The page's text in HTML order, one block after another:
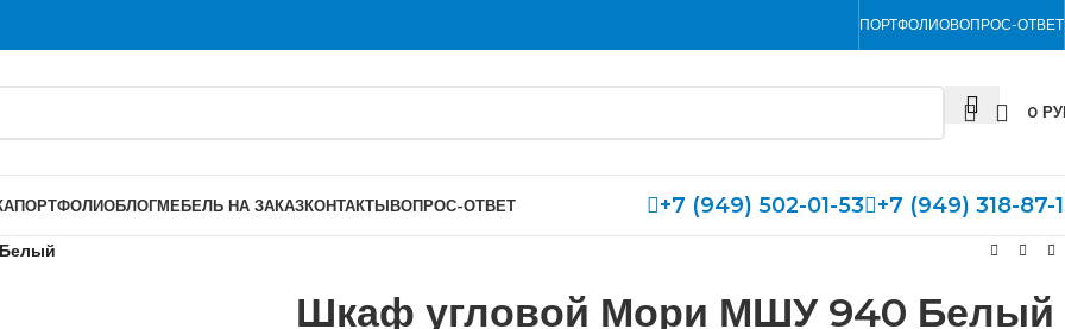
ПОРТФОЛИОВОПРОС-ОТВЕТ
0
ПОРТФОЛИОБЛОГМЕБЕЛЬ НА ЗАКАЗКОНТАКТЫВОПРОС-ОТВЕТ +7 (949) 502-01-53 +7 (949) 318-87-
Шкаф угловой Мори МШУ 940 Белый